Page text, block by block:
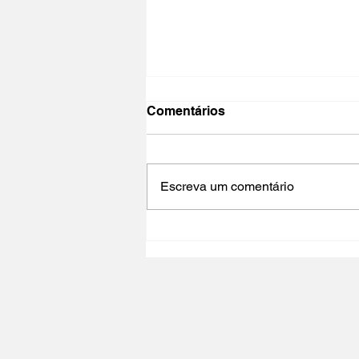
Comentários
Escreva um comentário